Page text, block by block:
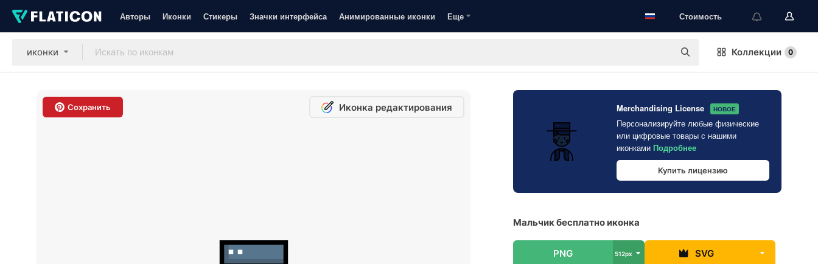
Авторы Иконки Стикеры Значки интерфейса Анимированные иконки Еще Стоимость
иконки Коллекции 0
Сохранить Иконка редактирования Merchandising License НОВОЕ
Персонализируйте любые физические
или цифровые товары с нашими
иконками Подробнее
Купить лицензию
Мальчик бесплатно иконка
PNG 512px SVG